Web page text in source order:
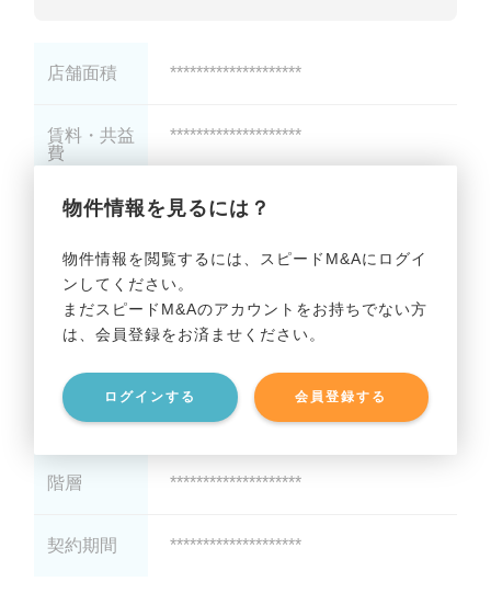
物件情報を見るには？
物件情報を閲覧するには、スピードM&Aにログイ
ンしてください。
まだスピードM&Aのアカウントをお持ちでない方
は、会員登録をお済ませください。
ログインする 会員登録する
店舗面積 ********************
賃料・共益
費
********************
保証金・敷
********************
礼金 ********************
駅徒歩 ********************
階層 ********************
契約期間 ********************